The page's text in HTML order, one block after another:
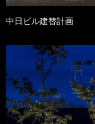
中日ビル建替計画